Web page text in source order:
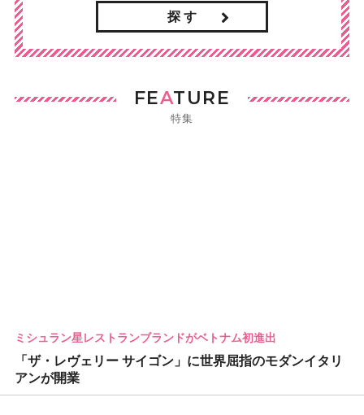
探 す
FEATURE
特集
ミシュラン星レストランブランドがベトナム初進出
「ザ・レヴェリー サイゴン」に世界屈指のモダンイタリ
アンが開業